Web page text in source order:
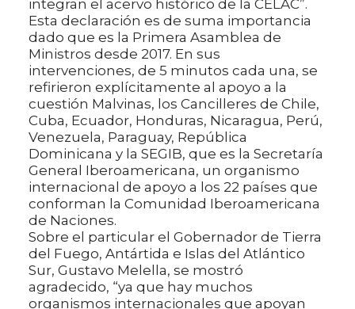
integran el acervo histórico de la CELAC”.
Esta declaración es de suma importancia
dado que es la Primera Asamblea de
Ministros desde 2017. En sus
intervenciones, de 5 minutos cada una, se
refirieron explícitamente al apoyo a la
cuestión Malvinas, los Cancilleres de Chile,
Cuba, Ecuador, Honduras, Nicaragua, Perú,
Venezuela, Paraguay, República
Dominicana y la SEGIB, que es la Secretaría
General Iberoamericana, un organismo
internacional de apoyo a los 22 países que
conforman la Comunidad Iberoamericana
de Naciones.
Sobre el particular el Gobernador de Tierra
del Fuego, Antártida e Islas del Atlántico
Sur, Gustavo Melella, se mostró
agradecido, “ya que hay muchos
organismos internacionales que apoyan